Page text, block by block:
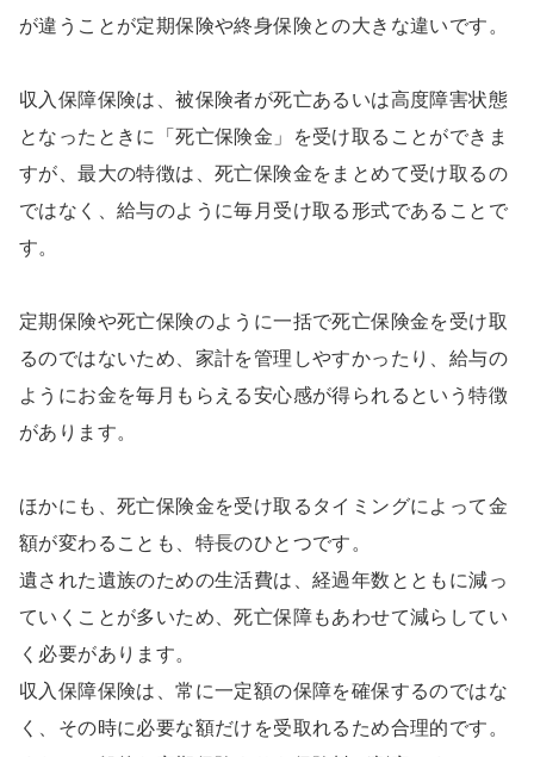
が違うことが定期保険や終身保険との大きな違いです。
収入保障保険は、被保険者が死亡あるいは高度障害状態
となったときに「死亡保険金」を受け取ることができま
すが、最大の特徴は、死亡保険金をまとめて受け取るの
ではなく、給与のように毎月受け取る形式であることで
す。
定期保険や死亡保険のように一括で死亡保険金を受け取
るのではないため、家計を管理しやすかったり、給与の
ようにお金を毎月もらえる安心感が得られるという特徴
があります。
ほかにも、死亡保険金を受け取るタイミングによって金
額が変わることも、特長のひとつです。
遺された遺族のための生活費は、経過年数とともに減っ
ていくことが多いため、死亡保障もあわせて減らしてい
く必要があります。
収入保障保険は、常に一定額の保障を確保するのではな
く、その時に必要な額だけを受取れるため合理的です。